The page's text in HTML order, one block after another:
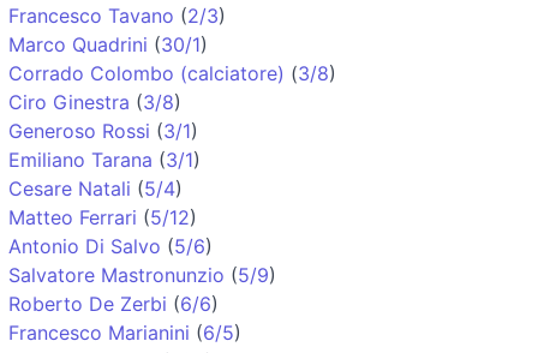
Francesco Tavano (2/3)
Marco Quadrini (30/1)
Corrado Colombo (calciatore) (3/8)
Ciro Ginestra (3/8)
Generoso Rossi (3/1)
Emiliano Tarana (3/1)
Cesare Natali (5/4)
Matteo Ferrari (5/12)
Antonio Di Salvo (5/6)
Salvatore Mastronunzio (5/9)
Roberto De Zerbi (6/6)
Francesco Marianini (6/5)